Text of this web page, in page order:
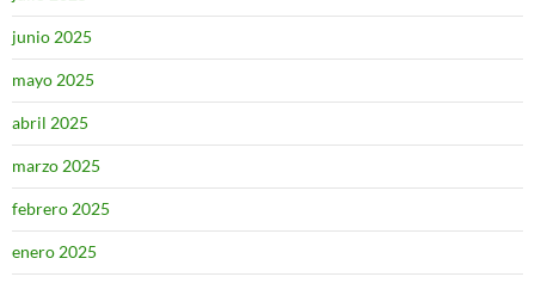
junio 2025
mayo 2025
abril 2025
marzo 2025
febrero 2025
enero 2025